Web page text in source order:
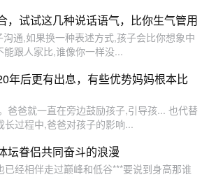
，试试这几种说话语气，比你生气管用
通,如果换一种表述方式,孩子会比你想象中
能跟人家比,谁像你一样没...
年后更有出息，有些优势妈妈根本比
爸爸就一直在旁边鼓励孩子,引导孩... 也代替
长过程中,爸爸对孩子的影响...
坛眷侣共同奋斗的浪漫
已经相伴走过巅峰和低谷***要说到身高那谁